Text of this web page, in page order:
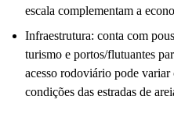
escala complementam a
Infraestrutura: conta com
turismo e portos/flutuantes
acesso rodoviário pode
condições das estradas de